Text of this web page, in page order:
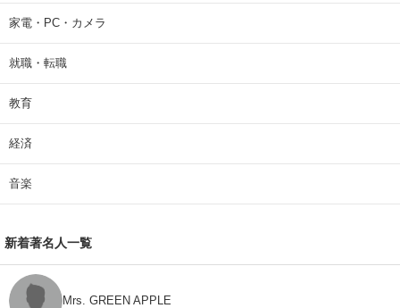
家電・PC・カメラ
就職・転職
教育
経済
音楽
新着著名人一覧
Mrs. GREEN APPLE